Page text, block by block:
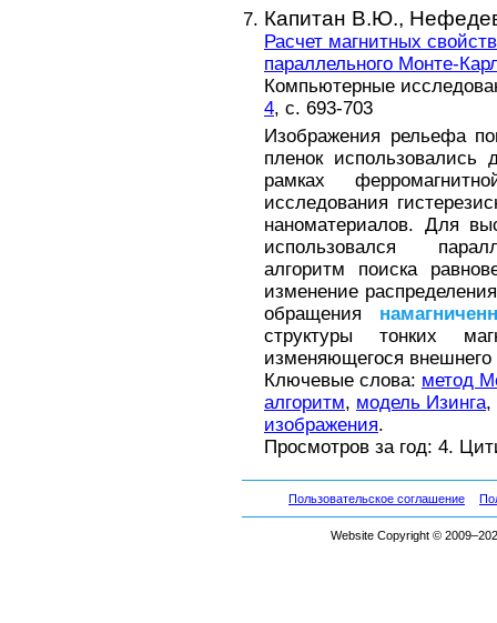
Капитан В.Ю.,
Расчет магнитных
параллельного Монте-
Компьютерные
4, с. 693-703
Изображения рельефа
пленок
рамках
исследования
наноматериалов. Для
использовался
алгоритм поиска
изменение
обращения
структуры тонких
изменяющегося внешнего
Ключевые слова: метод
алгоритм, модель Изинга,
изображения.
Просмотров за год: 4.
Пользовательское соглашение
Website Copyright ©